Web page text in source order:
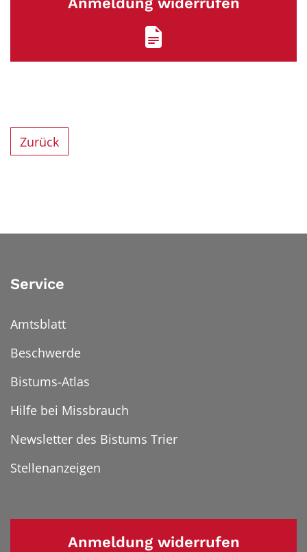
Zurück
Service
Amtsblatt
Beschwerde
Bistums-Atlas
Hilfe bei Missbrauch
Newsletter des Bistums Trier
Stellenanzeigen
Anmeldung widerrufen